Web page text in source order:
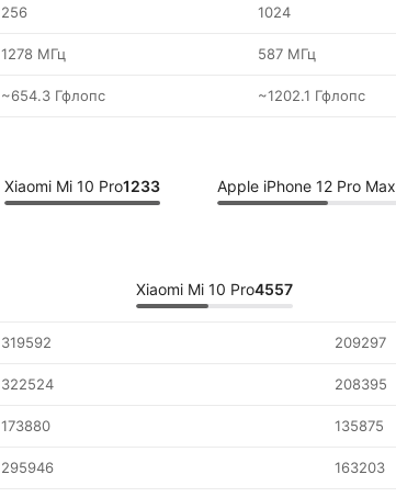
256 1024
1278 МГц 587 МГц
~654.3 Гфлопс ~1202.1 Гфлопс
Xiaomi Mi 10 Pro1233 Apple iPhone 12 Pro Max
Xiaomi Mi 10 Pro4557
319592 209297
322524 208395
173880 135875
295946 163203